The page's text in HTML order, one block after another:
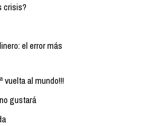
crisis?
el error más
vuelta al mundo!!!
gustará